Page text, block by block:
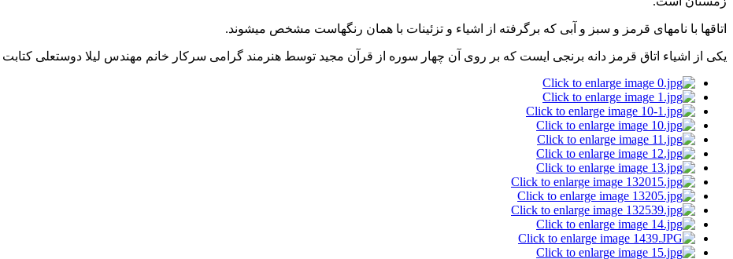
اتاقها با نامهای قرمز و سبز و آبی كه برگرفته از اشياء و تزئينات با همان رنگهاست مشخص ميشوند.
يكی از اشیاء اتاق قرمز دانه برنجی ايست كه بر روی آن چهار سوره از قرآن مجيد توسط هنرمند گرامی سركار خانم مهندس ليلا دوستعلی